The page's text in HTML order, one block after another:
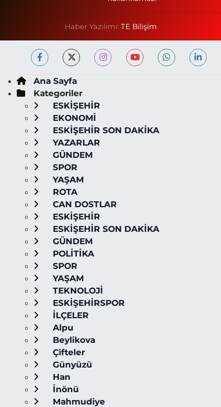
Haber Yazılımı: TE Bilişim
Ana Sayfa
Kategoriler
ESKİŞEHİR
EKONOMİ
ESKİŞEHİR SON DAKİKA
YAZARLAR
GÜNDEM
SPOR
YAŞAM
ROTA
CAN DOSTLAR
ESKİŞEHİR
ESKİŞEHİR SON DAKİKA
GÜNDEM
POLİTİKA
SPOR
YAŞAM
TEKNOLOJİ
ESKİŞEHİRSPOR
İLÇELER
Alpu
Beylikova
Çifteler
Günyüzü
Han
İnönü
Mahmudiye